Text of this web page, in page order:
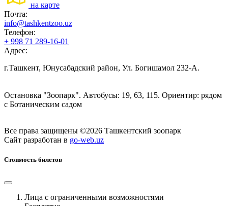
на карте
Почта:
info@tashkentzoo.uz
Телефон:
+ 998 71 289-16-01
Адрес:
г.Ташкент, Юнусабадский район, Ул. Богишамол 232-А.
Остановка "Зоопарк". Автобусы: 19, 63, 115. Ориентир: рядом
с Ботаническим садом
Все права защищены ©2026 Ташкентский зоопарк
Сайт разработан в go-web.uz
Стоимость билетов
Лица с ограниченными возможностями